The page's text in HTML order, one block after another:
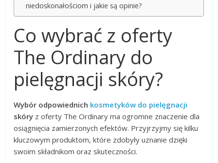
niedoskonałościom i jakie są opinie?
Co wybrać z oferty
The Ordinary do
pielęgnacji skóry?
Wybór odpowiednich kosmetyków do pielęgnacji
skóry z oferty The Ordinary ma ogromne znaczenie dla
osiągnięcia zamierzonych efektów. Przyjrzyjmy się kilku
kluczowym produktom, które zdobyły uznanie dzięki
swoim składnikom oraz skuteczności.